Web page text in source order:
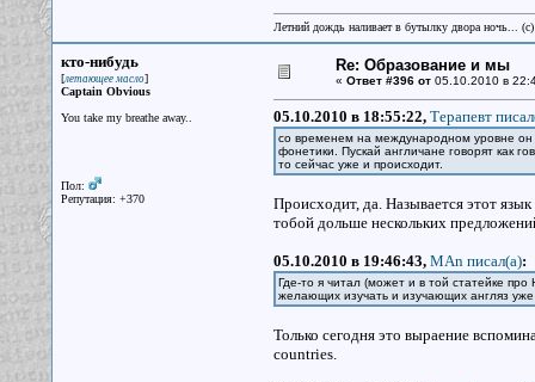
Летний дождь наливает в бутылку двора ночь...
кто-нибудь
[летающее масло]
Captain Obvious
You take my breathe away..
Пол:
Репутация: +370
Re: Образование и мы
« Ответ #396 от05.10.2010 в
05.10.2010 в 18:55:22, Терапевт
со временем на международном уровне он
фонетики. Пускай англичане говорят как
то сейчас уже и происходит.
Происходит, да. Называется этот
тобой дольше нескольких
05.10.2010 в 19:46:43, MAn писал(a):
Где-то я читал (может и в той статейке
желающих изучать и изучающих англяз
Только сегодня это выраение
countries.